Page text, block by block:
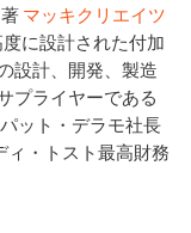
著マッキクリエイツ
に設計された付加
設計、開発、製造
プライヤーである
ット・デラモ社長
ィ・トスト最高財務